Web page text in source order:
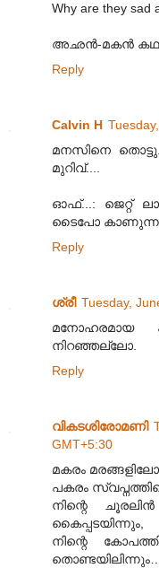
Why are they sad
അഛൻ-മകൻ കഥ.
Reply
Calvin H
മനസിനെ
മുറിവ്....
ഓഫ്...: ജെറ്റ്
ടൈപോ
Reply
ശ്രീ Tuesday,
മനോഹരമായ
നിറഞ്ഞല്ലോ.
Reply
വികടശിരോമണി
GMT+5:30
മകരം
പകരം
നിന്റെ
കൈപ്പടയിന്നും,
നിന്റെ
തൊണ്ടയിലിന്നും….